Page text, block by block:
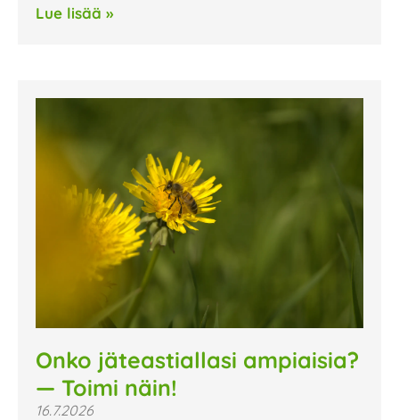
Lue lisää »
Onko jäteastiallasi ampiaisia?
— Toimi näin!
16.7.2026